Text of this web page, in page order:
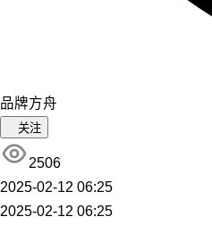
品牌方舟
关注
2506
2025-02-12 06:25
2025-02-12 06:25